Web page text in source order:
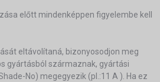
előtt mindenképpen figyelembe kell
eltávolítaná, bizonyosodjon meg
gyártásból származnak, gyártási
No) megegyezik (pl.:11 A ). Ha ez